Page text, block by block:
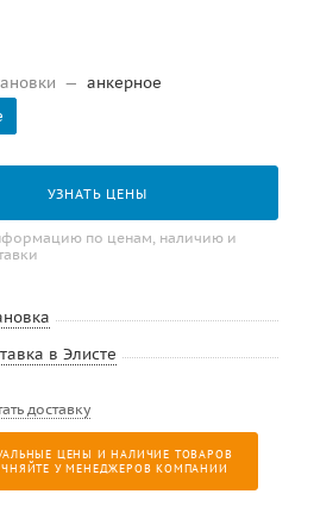
— анкерное
УЗНАТЬ ЦЕНЫ
по ценам, наличию и
в Элисте
доставку
ЦЕНЫ И НАЛИЧИЕ ТОВАРОВ
У МЕНЕДЖЕРОВ КОМПАНИИ